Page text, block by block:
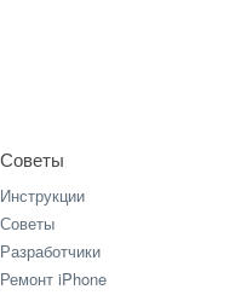
Советы
Инструкции
Советы
Разработчики
Ремонт iPhone